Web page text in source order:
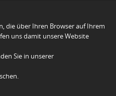
die über Ihren Browser auf Ihrem
uns damit unsere Website
Sie in unserer